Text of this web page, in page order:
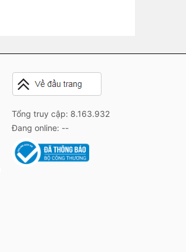
Tổng truy cập: 8.163.932
Đang online: --